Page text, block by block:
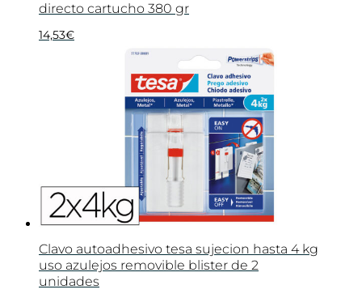
directo cartucho 380 gr
14,53€
Clavo autoadhesivo tesa sujecion hasta 4 kg
uso azulejos removible blister de 2
unidades